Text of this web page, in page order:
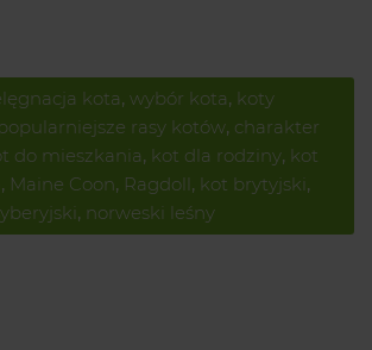
kota, wybór kota, koty
rasy kotów, charakter
do mieszkania, kot dla rodziny, kot
, Maine Coon, Ragdoll , kot brytyjski ,
, norweski leśny